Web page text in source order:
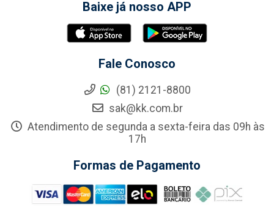
Baixe já nosso APP
Fale Conosco
(81) 2121-8800
sak@kk.com.br
Atendimento de segunda a sexta-feira das 09h às
17h
Formas de Pagamento